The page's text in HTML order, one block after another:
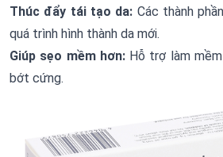
Thúc đẩy tái tạo da: Các thành
quá trình hình thành da mới.
Giúp sẹo mềm hơn:Hỗ trợ làm
bớt cứng.